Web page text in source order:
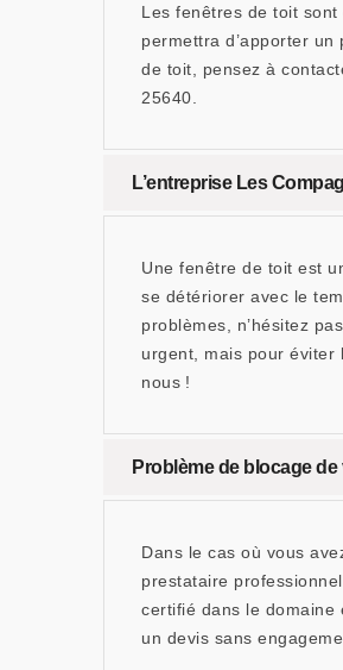
Les fenêtres de toit
permettra d’apporter
de toit, pensez à
25640.
L’entreprise Les
Une fenêtre de toit est
se détériorer avec le
problèmes, n’hésitez
urgent, mais pour éviter
nous !
Problème de blocage
Dans le cas où vous
prestataire
certifié dans le domaine
un devis sans